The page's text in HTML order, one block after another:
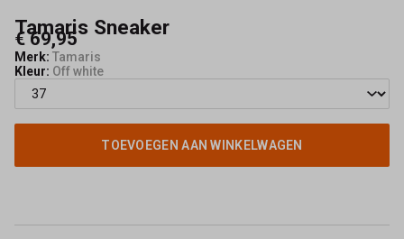
Tamaris Sneaker
€ 69,95
Merk: Tamaris
Kleur: Off white
TOEVOEGEN AAN WINKELWAGEN